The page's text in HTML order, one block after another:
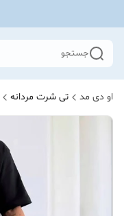
جستجو
او دی مد تی شرت مردانه